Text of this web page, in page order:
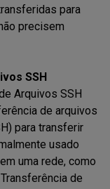
para
precisem
SSH
Arquivos SSH
de arquivos
para transferir
usado
uma rede, como
de